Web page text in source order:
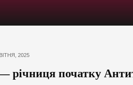
2025
річниця початку